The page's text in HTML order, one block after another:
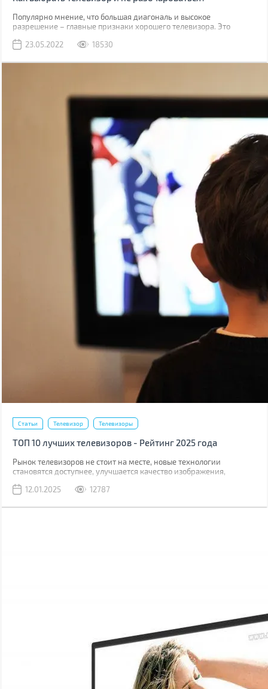
Популярно мнение, что большая диагональ и высокое
разрешение – главные признаки хорошего телевизора. Это
диагональю в пользу других характеристик. Причем данное
действительно хороший телевизор, в котором будут учтены все
23.05.2022 18530
Статьи Телевизор Телевизоры
ТОП 10 лучших телевизоров - Рейтинг 2025 года
Рынок телевизоров не стоит на месте, новые технологии
становятся доступнее, улучшается качество изображения,
12.01.2025
12787